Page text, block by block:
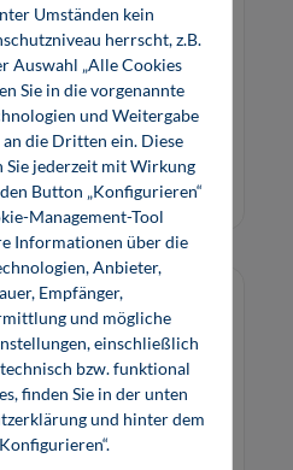
Umständen kein
herrscht, z.B.
Auswahl „Alle Cookies
Sie in die vorgenannte
und Weitergabe
die Dritten ein. Diese
Sie jederzeit mit Wirkung
Button „Konfigurieren“
Management-Tool
Informationen über die
Anbieter,
Empfänger,
und mögliche
einschließlich
bzw. funktional
finden Sie in der unten
und hinter dem